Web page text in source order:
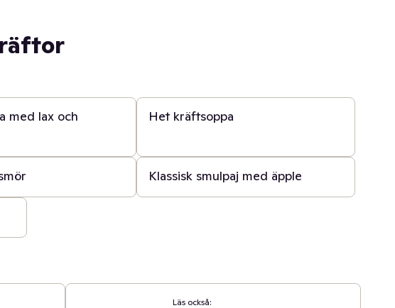
med lax och
Het kräftsoppa
Klassisk smulpaj med äpple
Läs också: